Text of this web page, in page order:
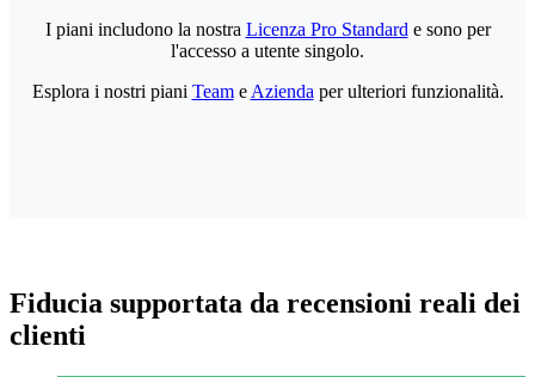
I piani includono la nostra Licenza Pro Standard e sono per
l'accesso a utente singolo.
Esplora i nostri piani Teame Azienda per ulteriori funzionalità.
Fiducia supportata da recensioni reali dei
clienti